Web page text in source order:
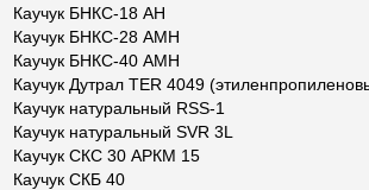
Каучук БНКС-18 АН
Каучук БНКС-28 АМН
Каучук БНКС-40 АМН
Каучук Дутрал TER 4049
Каучук натуральный RSS-1
Каучук натуральный SVR 3L
Каучук СКC 30 АРКМ 15
Каучук СКБ 40